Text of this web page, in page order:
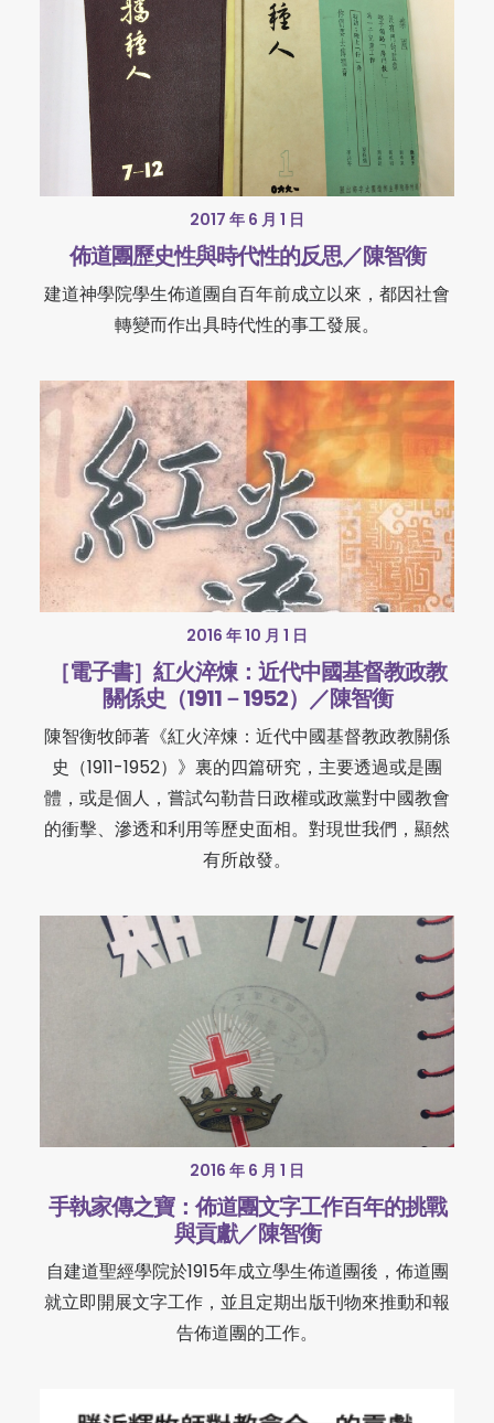
2017 年 6 月 1 日
佈道團歷史性與時代性的反思／陳智衡
建道神學院學生佈道團自百年前成立以來，都因社會
轉變而作出具時代性的事工發展。
2016 年 10 月 1 日
［電子書］紅火淬煉：近代中國基督教政教
關係史（1911－1952）／陳智衡
陳智衡牧師著《紅火淬煉：近代中國基督教政教關係
史（1911-1952）》裏的四篇研究，主要透過或是團
體，或是個人，嘗試勾勒昔日政權或政黨對中國教會
的衝擊、滲透和利用等歷史面相。對現世我們，顯然
有所啟發。
2016 年 6 月 1 日
手執家傳之寶：佈道團文字工作百年的挑戰
與貢獻／陳智衡
自建道聖經學院於1915年成立學生佈道團後，佈道團
就立即開展文字工作，並且定期出版刊物來推動和報
告佈道團的工作。